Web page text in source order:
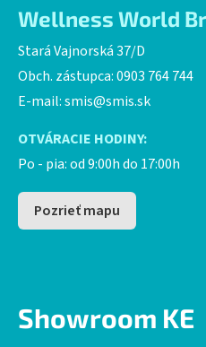
Wellness World
Stará Vajnorská 37/D
Obch. zástupca: 0903 764 744
E-mail:smis@smis.sk
OTVÁRACIE HODINY:
Po - pia: od 9:00h do 17:00h
Pozrieť mapu
Showroom KE